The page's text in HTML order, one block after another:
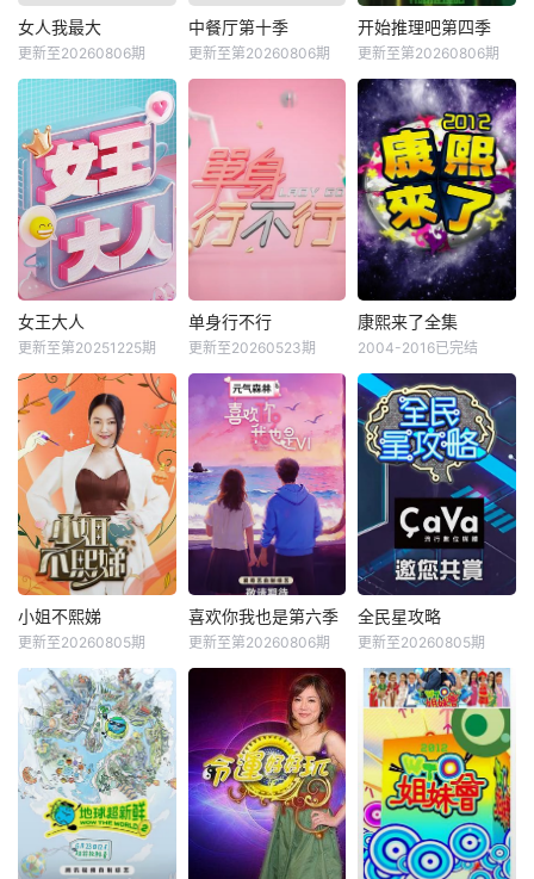
女人我最大
更新至20260806期
中餐厅第十季
更新至第20260806期
开始推理吧第四季
更新至第20260806期
女王大人
更新至第20251225期
单身行不行
更新至20260523期
康熙来了全集
2004-2016已完结
小姐不熙娣
更新至20260805期
喜欢你我也是第六季
更新至第20260806期
全民星攻略
更新至20260805期